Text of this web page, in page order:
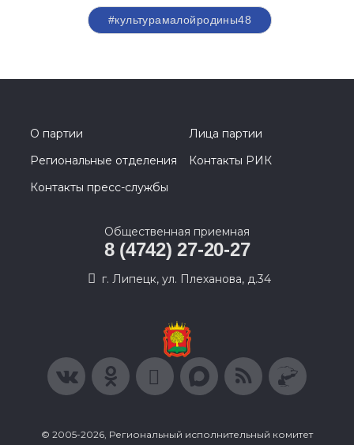
#культурамалойродины48
О партии
Лица партии
Региональные отделения
Контакты РИК
Контакты пресс-службы
Общественная приемная
8 (4742) 27-20-27
г. Липецк, ул. Плеханова, д.34
© 2005-2026, Региональный исполнительный комитет